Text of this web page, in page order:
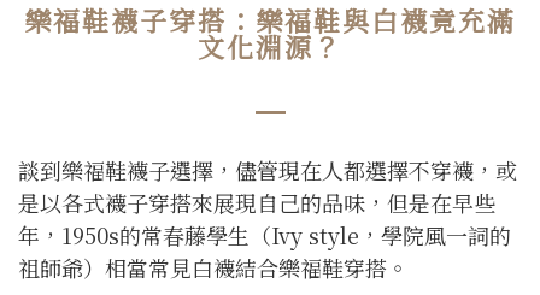
樂福鞋襪子穿搭：樂福鞋與白襪竟充滿
文化淵源？
談到樂福鞋襪子選擇，儘管現在人都選擇不穿襪，或
是以各式襪子穿搭來展現自己的品味，但是在早些
年，1950s的常春藤學生（Ivy style，學院風一詞的
祖師爺）相當常見白襪結合樂福鞋穿搭。